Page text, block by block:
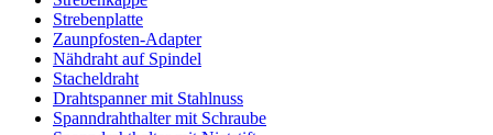
Strebenplatte
Zaunpfosten-Adapter
Nähdraht auf Spindel
Stacheldraht
Drahtspanner mit Stahlnuss
Spanndrahthalter mit Schraube